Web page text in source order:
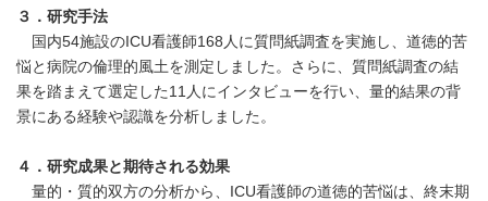
３．研究手法
国内54施設のICU看護師168人に質問紙調査を実施し、道徳的苦
悩と病院の倫理的風土を測定しました。さらに、質問紙調査の結
果を踏まえて選定した11人にインタビューを行い、量的結果の背
景にある経験や認識を分析しました。
４．研究成果と期待される効果
量的・質的双方の分析から、ICU看護師の道徳的苦悩は、終末期